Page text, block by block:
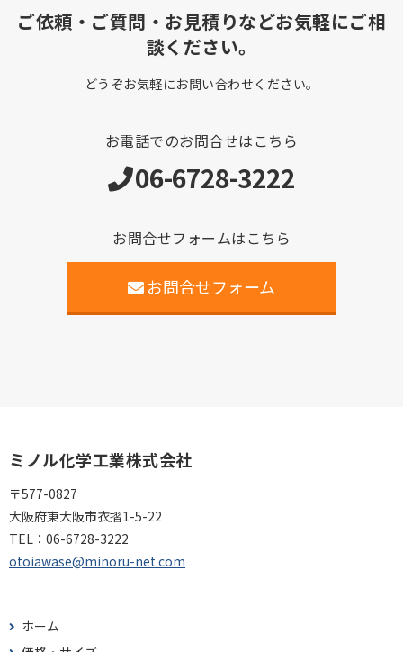
ご依頼・ご質問・お見積りなどお気軽にご相
談ください。
どうぞお気軽にお問い合わせください。
お電話でのお問合せはこちら
06-6728-3222
お問合せフォームはこちら
お問合せフォーム
ミノル化学工業株式会社
〒577-0827
大阪府東大阪市衣摺1-5-22
TEL： 06-6728-3222
otoiawase@minoru-net.com
ホーム